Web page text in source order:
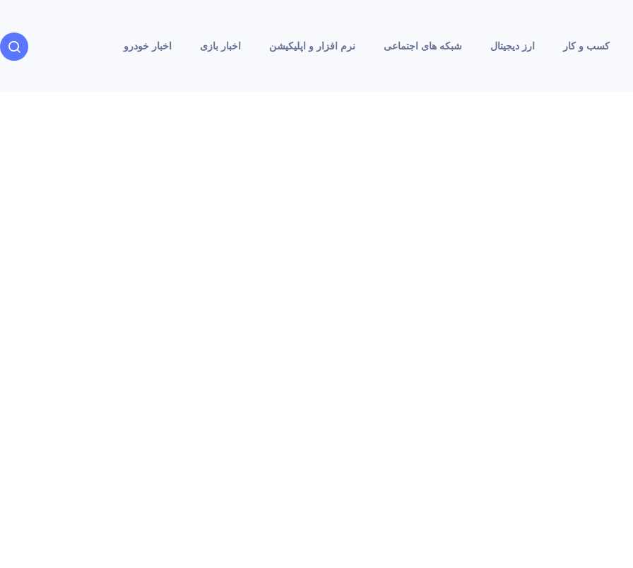
کسب و کار ارز دیجیتال شبکه های اجتماعی نرم افزار و اپلیکیشن اخبار بازی اخبار خودرو